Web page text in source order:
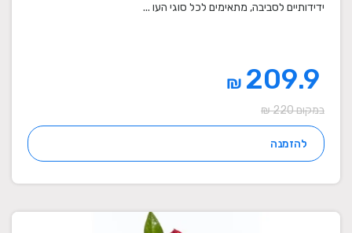
ידידותיים לסביבה, מתאימים לכל סוגי העו ...
209.9
₪
במקום 220 ₪
להזמנה